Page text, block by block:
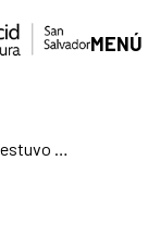
MENÚ